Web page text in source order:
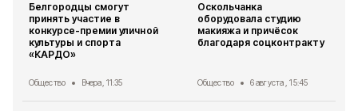
Белгородцы смогут
принять участие в
конкурсе-премии уличной
культуры и спорта
«КАРДО»
Общество Вчера, 11:35
Оскольчанка
оборудовала студию
макияжа и причёсок
благодаря соцконтракту
Общество 6 августа , 15:45